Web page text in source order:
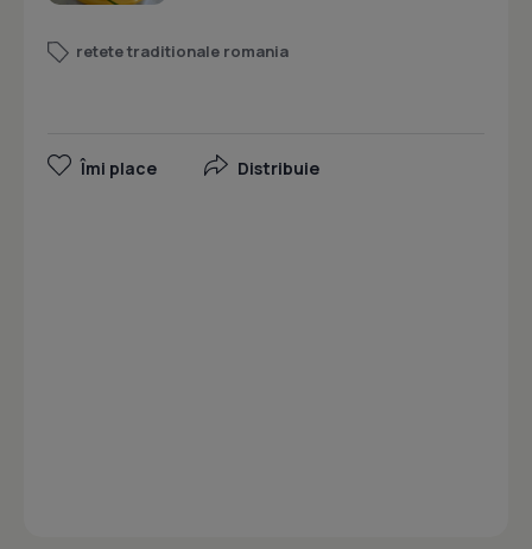
retete traditionale romania
Îmi place Distribuie